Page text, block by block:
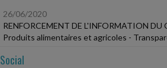
26/06/2020
RENFORCEMENT DE L'INFORMATION
Produits alimentaires et agricoles -
Social